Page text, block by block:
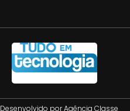
Desenvolvido porAgência Classe